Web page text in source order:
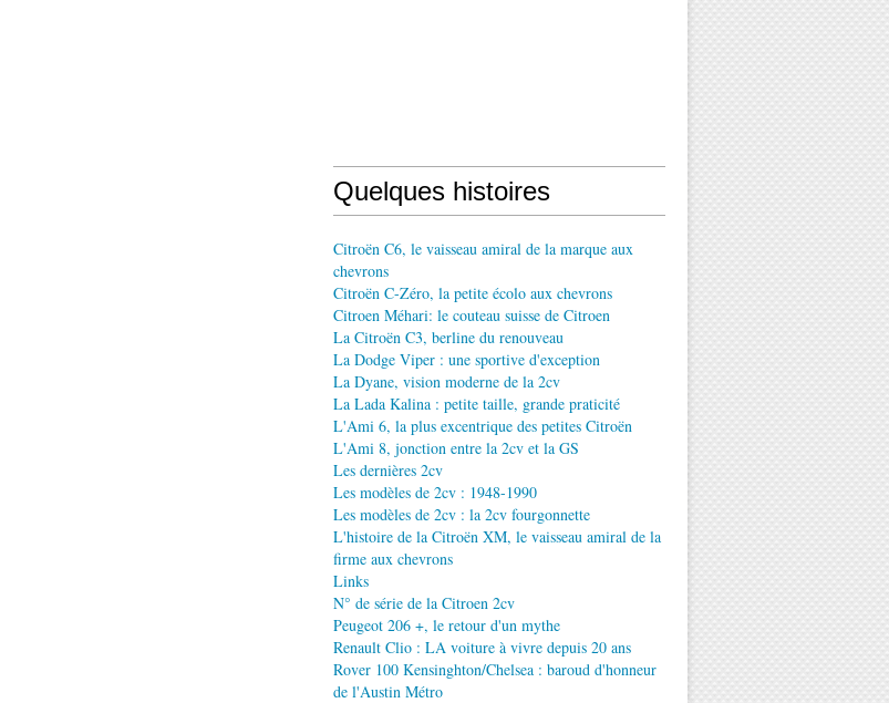
Quelques histoires
Citroën C6, le vaisseau amiral de la marque aux
chevrons
Citroën C-Zéro, la petite écolo aux chevrons
Citroen Méhari: le couteau suisse de Citroen
La Citroën C3, berline du renouveau
La Dodge Viper : une sportive d'exception
La Dyane, vision moderne de la 2cv
La Lada Kalina : petite taille, grande praticité
L'Ami 6, la plus excentrique des petites Citroën
L'Ami 8, jonction entre la 2cv et la GS
Les dernières 2cv
Les modèles de 2cv : 1948-1990
Les modèles de 2cv : la 2cv fourgonnette
L'histoire de la Citroën XM, le vaisseau amiral de la
firme aux chevrons
Links
N° de série de la Citroen 2cv
Peugeot 206 +, le retour d'un mythe
Renault Clio : LA voiture à vivre depuis 20 ans
Rover 100 Kensinghton/Chelsea : baroud d'honneur
de l'Austin Métro